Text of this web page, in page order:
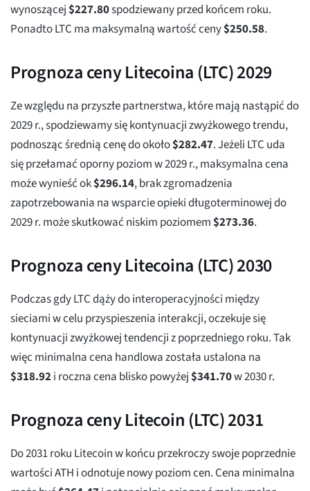
wynoszącej$227.80spodziewany przed końcem roku.
Ponadto LTC ma maksymalną wartość ceny$250.58.
Prognoza ceny Litecoina (LTC) 2029
Ze względu na przyszłe partnerstwa, które mają nastąpić do
2029 r., spodziewamy się kontynuacji zwyżkowego trendu,
podnosząc średnią cenę do około$282.47. Jeżeli LTC uda
się przełamać oporny poziom w 2029 r., maksymalna cena
może wynieść ok$296.14, brak zgromadzenia
zapotrzebowania na wsparcie opieki długoterminowej do
2029 r. może skutkować niskim poziomem$273.36.
Prognoza ceny Litecoina (LTC) 2030
Podczas gdy LTC dąży do interoperacyjności między
sieciami w celu przyspieszenia interakcji, oczekuje się
kontynuacji zwyżkowej tendencji z poprzedniego roku. Tak
więc minimalna cena handlowa została ustalona na
$318.92i roczna cena blisko powyżej$341.70w 2030 r.
Prognoza ceny Litecoin (LTC) 2031
Do 2031 roku Litecoin w końcu przekroczy swoje poprzednie
wartości ATH i odnotuje nowy poziom cen. Cena minimalna